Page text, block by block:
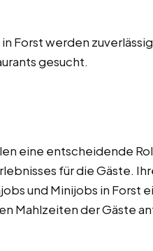
Forst werden
gesucht.
eine entscheidende
für die Gäste.
und Minijobs in Forst
Mahlzeiten der Gäste